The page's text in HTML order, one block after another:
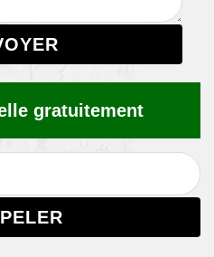
gratuitement